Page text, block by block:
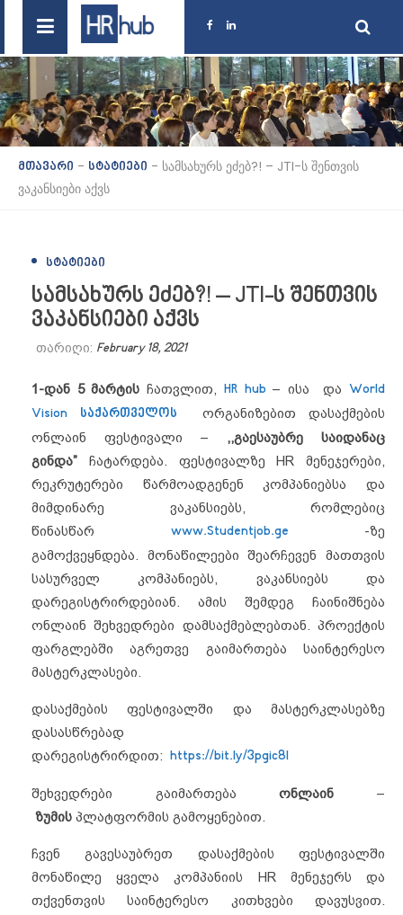
მთავარი - სტატიები - სამსახურს ეძებ?! – JTI-ს შენთვის
ვაკანსიები აქვს
ᲡᲢᲐᲢᲘᲔᲑᲘ
სამსახურს ეძებ?! – JTI-ს შენთვის
ვაკანსიები აქვს
თარიღი: February 18, 2021
1-დან 5 მარტის ჩათვლით, HR hub – ისა დაWorld
Vision საქართველოს
ორგანიზებით დასაქმების
ონლაინ ფესტივალი – ,,გაესაუბრე საიდანაც
გინდა” ჩატარდება. ფესტივალზე HR მენეჯერები,
რეკრუტერები წარმოადგენენ კომპანიებსა და
მიმდინარე ვაკანსიებს, რომლებიც
წინასწარ www.Studentjob.ge -ზე
გამოქვეყნდება. მონაწილეები შეარჩევენ მათთვის
სასურველ კომპანიებს, ვაკანსიებს და
დარეგისტრირდებიან. ამის შემდეგ ჩაინიშნება
ონლაინ შეხვედრები დამსაქმებლებთან. პროექტის
ფარგლებში აგრეთვე გაიმართება საინტერესო
მასტერკლასები.
დასაქმების ფესტივალში და მასტერკლასებზე
დასასწრებად
დარეგისტრირდით: https://bit.ly/3pgic8l
შეხვედრები გაიმართებაონლაინ –
ზუმის პლატფორმის გამოყენებით.
ჩვენ გავესაუბრეთ დასაქმების ფესტივალში
მონაწილე ყველა კომპანიის HR მენეჯერს და
თქვენთვის საინტერესო კითხვები დავუსვით.